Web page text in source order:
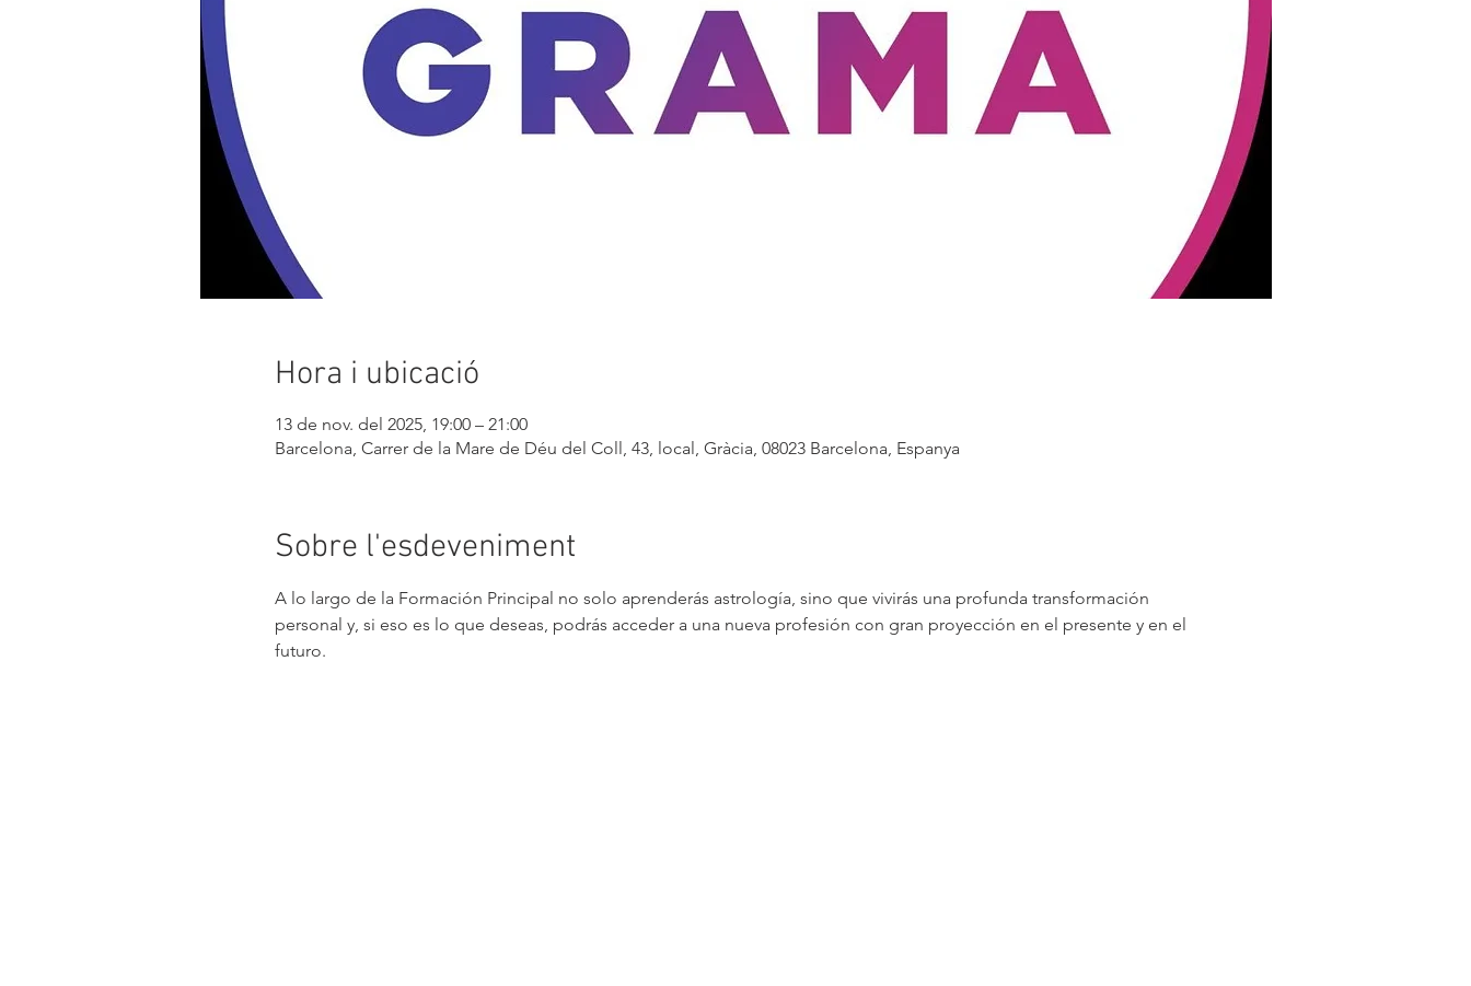
Hora i ubicació
13 de nov. del 2025, 19:00 – 21:00
Barcelona, Carrer de la Mare de Déu del Coll, 43, local, Gràcia, 08023 Barcelona, Espanya
Sobre l'esdeveniment
A lo largo de la Formación Principal no solo aprenderás astrología, sino que vivirás una profunda transformación
personal y, si eso es lo que deseas, podrás acceder a una nueva profesión con gran proyección en el presente y en el
futuro.